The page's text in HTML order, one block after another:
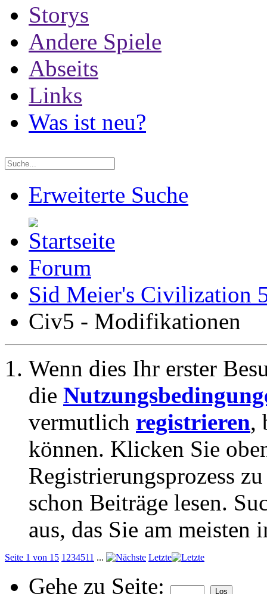
Storys
Andere Spiele
Abseits
Links
Was ist neu?
Erweiterte Suche
Forum
Sid Meier's Civilization
Civ5 - Modifikationen
Wenn dies Ihr erster
die
vermutlich registrieren,
können. Klicken Sie
Registrierungsprozess
schon Beiträge lesen.
aus, das Sie am meisten
Seite 1 von 15 1 234511 ... Letzte
Gehe zu Seite: